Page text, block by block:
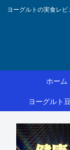
ヨーグルトの実食レ
ホーム
ヨーグルト